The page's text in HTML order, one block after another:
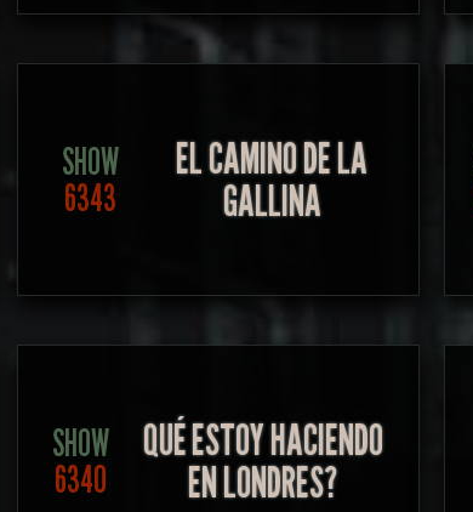
SHOW
6343
EL CAMINO DE LA
GALLINA
SHOW
6340
QUÉ ESTOY HACIENDO
EN LONDRES?